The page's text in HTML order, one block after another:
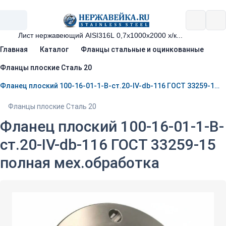
Главная Каталог Фланцы стальные и оцинкованные
Фланцы плоские Сталь 20
Фланец плоский 100-16-01-1-B-ст.20-IV-db-116 ГОСТ 33259-15 полная мех.обработка
Фланцы плоские Сталь 20
Фланец плоский 100-16-01-1-B-
ст.20-IV-db-116 ГОСТ 33259-15
полная мех.обработка